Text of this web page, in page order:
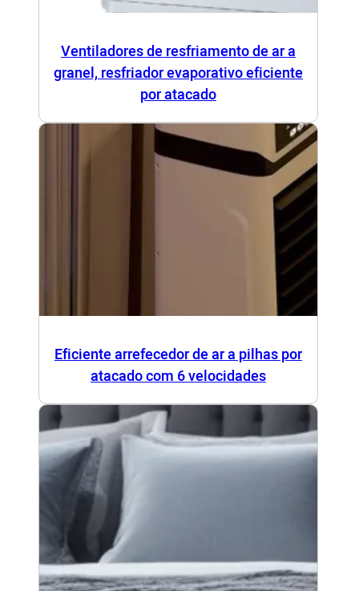
Ventiladores de resfriamento de ar a
granel, resfriador evaporativo eficiente
por atacado
Eficiente arrefecedor de ar a pilhas por
atacado com 6 velocidades